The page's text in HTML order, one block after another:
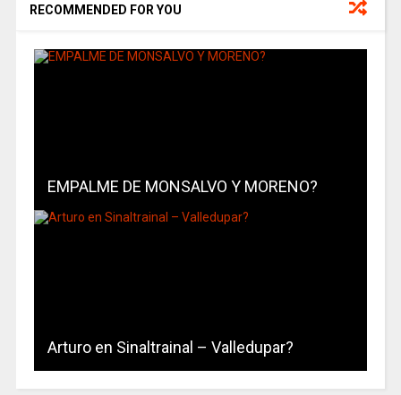
RECOMMENDED FOR YOU
EMPALME DE MONSALVO Y MORENO?
Arturo en Sinaltrainal – Valledupar?